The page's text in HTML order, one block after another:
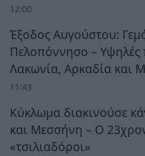
12:00
Έξοδος Αυγούστου:
Πελοπόννησο – Υψηλές
Λακωνία, Αρκαδία και
11:43
Κύκλωμα διακινούσε
και Μεσσήνη – Ο
«τσιλιαδόροι»